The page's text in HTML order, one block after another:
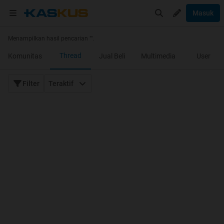
Masuk
Menampilkan hasil pencarian "
Komunitas Thread Jual Beli Multimedia User
Filter Teraktif